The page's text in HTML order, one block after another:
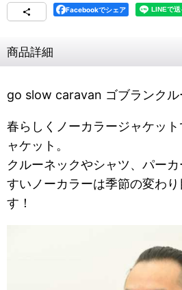
Facebookでシェア
商品詳細
go slow caravan ゴブランクル
春らしくノーカラージャケッ
ャケット。
クルーネックやシャツ、パー
すいノーカラーは季節の変わ
す！